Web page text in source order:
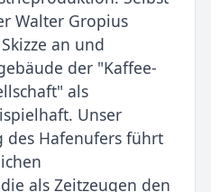
Walter Gropius
an und
der "Kaffee-
als
Unser
des Hafenufers führt
als Zeitzeugen den